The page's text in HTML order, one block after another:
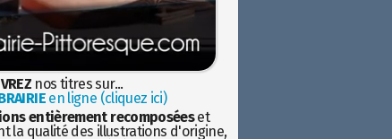
nos titres sur...
en ligne (cliquez ici)
entièrement recomposéeset
la qualité des illustrations d'origine,